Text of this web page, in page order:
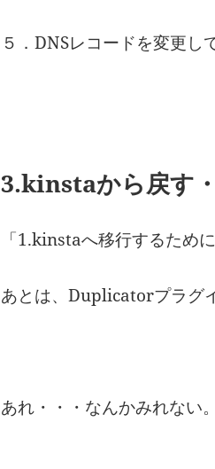
５．DNSレコードを変更し
3.kinstaから戻す
「1.kinstaへ移行するため
あとは、Duplicatorプラグ
あれ・・・なんかみれない。